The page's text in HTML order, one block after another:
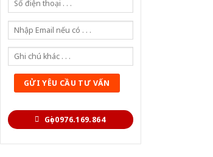
Gọi 0976.169.864